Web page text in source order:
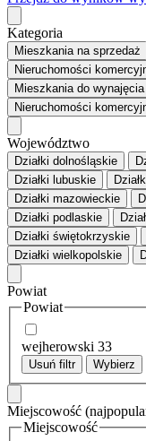
Kategoria
Mieszkaniana sprzedaż
Nieruchomości
Mieszkaniado wynajęcia
Nieruchomości
Województwo
Działki dolnośląskie
Działki lubuskie
Działki mazowieckie
Działki podlaskie
Działki świętokrzyskie
Działki wielkopolskie
Powiat
Powiat
wejherowski 33
Usuń filtr Wybierz
Miejscowość
Miejscowość